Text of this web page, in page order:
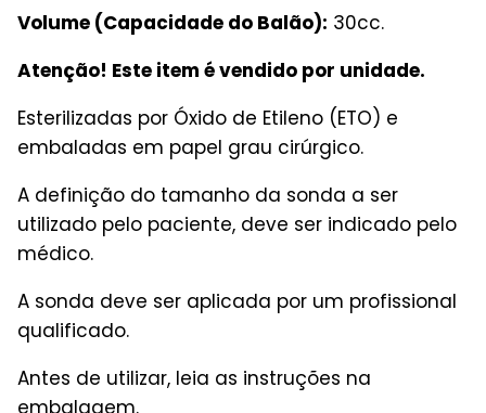
Volume (Capacidade do Balão): 30cc.
Atenção! Este item é vendido por unidade.
Esterilizadas por Óxido de Etileno (ETO) e
embaladas em papel grau cirúrgico.
A definição do tamanho da sonda a ser
utilizado pelo paciente, deve ser indicado pelo
médico.
A sonda deve ser aplicada por um profissional
qualificado.
Antes de utilizar, leia as instruções na
embalagem.